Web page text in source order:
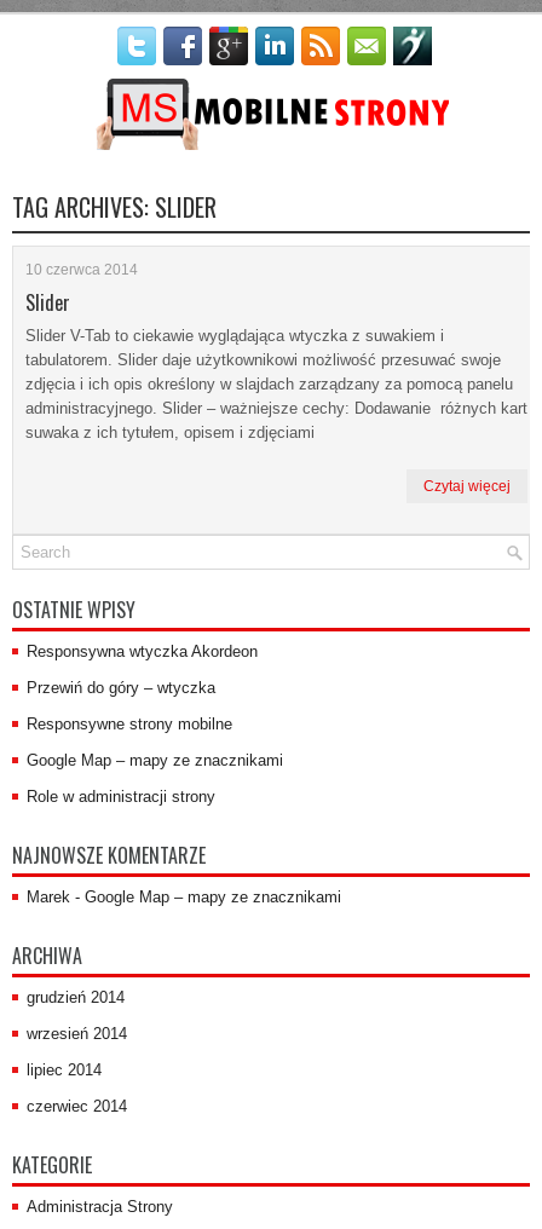
TAG ARCHIVES: SLIDER
10 czerwca 2014
Slider
Slider V-Tab to ciekawie wyglądająca wtyczka z suwakiem i
tabulatorem. Slider daje użytkownikowi możliwość przesuwać swoje
zdjęcia i ich opis określony w slajdach zarządzany za pomocą panelu
administracyjnego. Slider – ważniejsze cechy: Dodawanie różnych kart
suwaka z ich tytułem, opisem i zdjęciami
Czytaj więcej
OSTATNIE WPISY
Responsywna wtyczka Akordeon
Przewiń do góry – wtyczka
Responsywne strony mobilne
Google Map – mapy ze znacznikami
Role w administracji strony
NAJNOWSZE KOMENTARZE
Marek - Google Map – mapy ze znacznikami
ARCHIWA
grudzień 2014
wrzesień 2014
lipiec 2014
czerwiec 2014
KATEGORIE
Administracja Strony
Więcej informacji
Nie ma problemu - akceptuję